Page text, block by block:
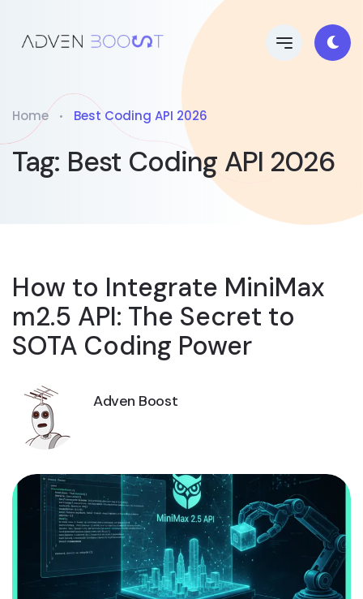
Home Best Coding API 2026
Tag: Best Coding API 2026
How to Integrate MiniMax
m2.5 API: The Secret to
SOTA Coding Power
Adven Boost